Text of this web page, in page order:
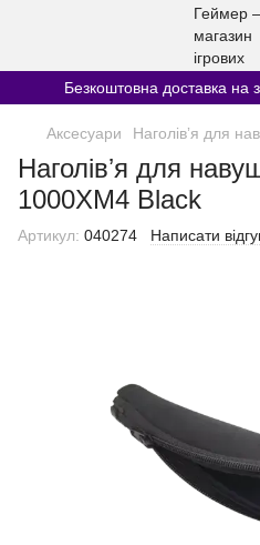
Безкоштовна доставка на
Аксесуари Наголівʼя для
Наголівʼя для
1000XM4 Black
Артикул: 040274 Написати